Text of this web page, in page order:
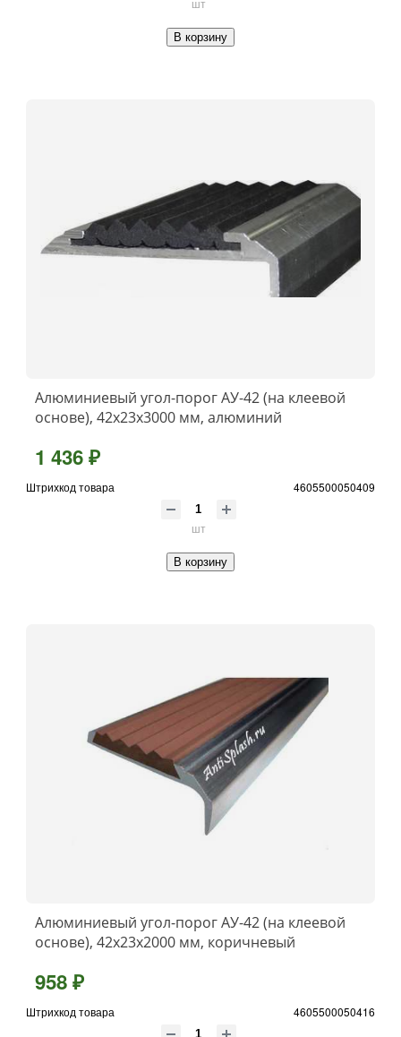
шт
В корзину
Алюминиевый угол-порог АУ-42 (на клеевой
основе), 42x23x3000 мм, алюминий
1 436 ₽
Штрихкод товара 4605500050409
шт
В корзину
Алюминиевый угол-порог АУ-42 (на клеевой
основе), 42x23x2000 мм, коричневый
958 ₽
Штрихкод товара 4605500050416